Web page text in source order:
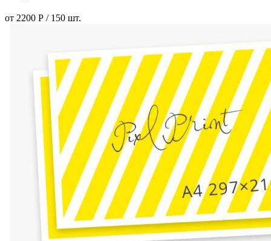
от 2200 Р / 150 шт.